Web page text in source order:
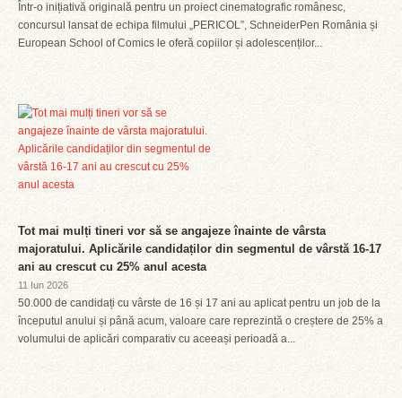
Într-o inițiativă originală pentru un proiect cinematografic românesc,
concursul lansat de echipa filmului „PERICOL”, SchneiderPen România și
European School of Comics le oferă copiilor și adolescenților...
Tot mai mulți tineri vor să se angajeze înainte de vârsta
majoratului. Aplicările candidaților din segmentul de vârstă 16-17
ani au crescut cu 25% anul acesta
11 Iun 2026
50.000 de candidați cu vârste de 16 și 17 ani au aplicat pentru un job de la
începutul anului și până acum, valoare care reprezintă o creștere de 25% a
volumului de aplicări comparativ cu aceeași perioadă a...